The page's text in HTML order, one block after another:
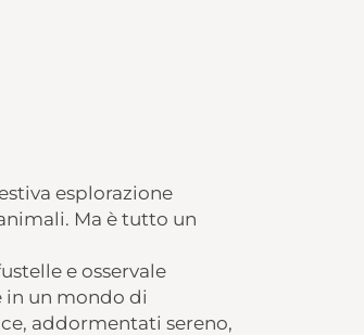
esplorazione
Ma è tutto un
e osservale
in un mondo di
addormentati sereno,